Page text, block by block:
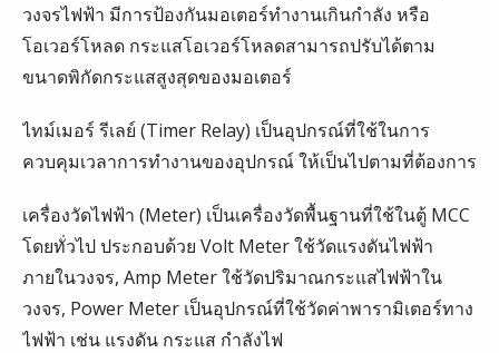
วงจรไฟฟ้า มีการป้องกันมอเตอร์ทำงานเกินกำลัง หรือ
โอเวอร์โหลด กระแสโอเวอร์โหลดสามารถปรับได้ตาม
ขนาดพิกัดกระแสสูงสุดของมอเตอร์
ไทม์เมอร์ รีเลย์ (Timer Relay) เป็นอุปกรณ์ที่ใช้ในการ
ควบคุมเวลาการทำงานของอุปกรณ์ ให้เป็นไปตามที่ต้องการ
เครื่องวัดไฟฟ้า (Meter) เป็นเครื่องวัดพื้นฐานที่ใช้ในตู้ MCC
โดยทั่วไป ประกอบด้วย Volt Meter ใช้วัดแรงดันไฟฟ้า
ภายในวงจร, Amp Meter ใช้วัดปริมาณกระแสไฟฟ้าใน
วงจร, Power Meter เป็นอุปกรณ์ที่ใช้วัดค่าพารามิเตอร์ทาง
ไฟฟ้า เช่น แรงดัน กระแส กำลังไฟ